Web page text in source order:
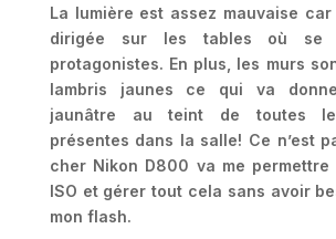
La lumière est assez mauvaise car
dirigée sur les tables où se
protagonistes. En plus, les murs
lambris jaunes ce qui va
jaunâtre au teint de toutes
présentes dans la salle! Ce n’est
cher Nikon D800 va me permettre
ISO et gérer tout cela sans avoir
mon flash.